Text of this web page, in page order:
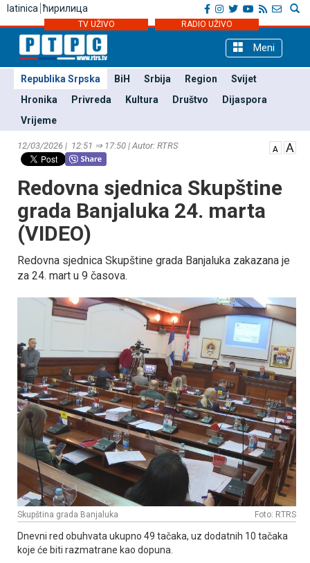
latinica ћирилица
TV UŽIVO RADIO UŽIVO
Meni
Republika Srpska BiH Srbija Region
Svijet
Hronika
Privreda Kultura Društvo
Dijaspora
Vrijeme
12/03/2026 | 12:51 ⇒ 17:50 | Autor: RTRS
Redovna sjednica Skupštine
grada Banjaluka 24. marta
(VIDEO)
Redovna sjednica Skupštine grada Banjaluka zakazana je
za 24. mart u 9 časova.
Skupština grada Banjaluka Foto: RTRS
Dnevni red obuhvata ukupno 49 tačaka, uz dodatnih 10 tačaka
koje će biti razmatrane kao dopuna.